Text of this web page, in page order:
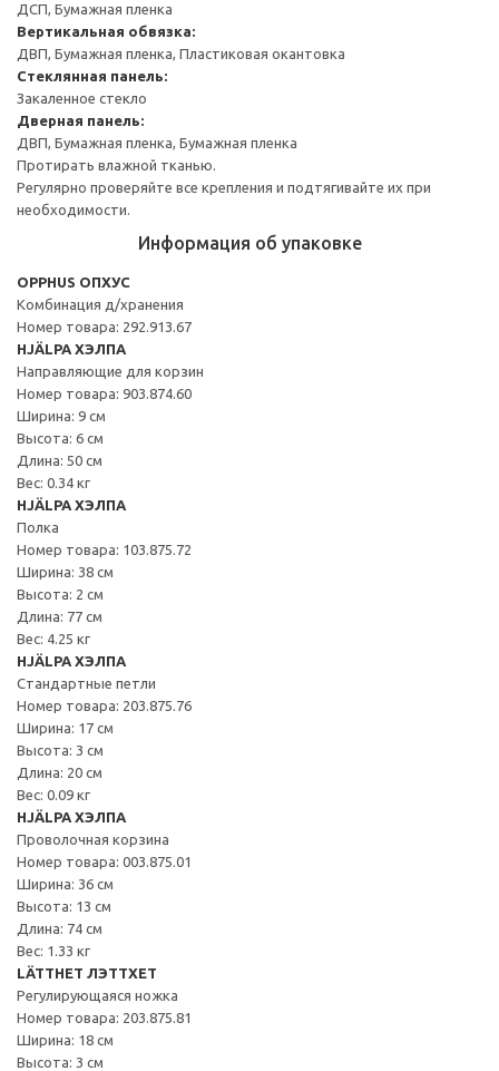
ДСП, Бумажная пленка
Вертикальная обвязка:
ДВП, Бумажная пленка, Пластиковая окантовка
Стеклянная панель:
Закаленное стекло
Дверная панель:
ДВП, Бумажная пленка, Бумажная пленка
Протирать влажной тканью.
Регулярно проверяйте все крепления и подтягивайте их при
необходимости.
Информация об упаковке
OPPHUS ОПХУС
Комбинация д/хранения
Номер товара: 292.913.67
HJÄLPA ХЭЛПА
Направляющие для корзин
Номер товара: 903.874.60
Ширина: 9 см
Высота: 6 см
Длина: 50 см
Вес: 0.34 кг
HJÄLPA ХЭЛПА
Полка
Номер товара: 103.875.72
Ширина: 38 см
Высота: 2 см
Длина: 77 см
Вес: 4.25 кг
HJÄLPA ХЭЛПА
Стандартные петли
Номер товара: 203.875.76
Ширина: 17 см
Высота: 3 см
Длина: 20 см
Вес: 0.09 кг
HJÄLPA ХЭЛПА
Проволочная корзина
Номер товара: 003.875.01
Ширина: 36 см
Высота: 13 см
Длина: 74 см
Вес: 1.33 кг
LÄTTHET ЛЭТТХЕТ
Регулирующаяся ножка
Номер товара: 203.875.81
Ширина: 18 см
Высота: 3 см